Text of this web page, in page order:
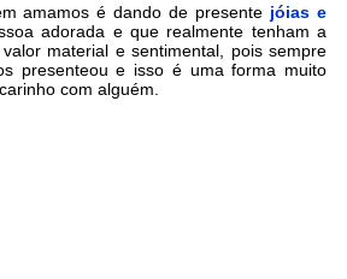
amamos é dando de presente jóias e
adorada e que realmente tenham a
material e sentimental, pois sempre
presenteou e isso é uma forma muito
com alguém.